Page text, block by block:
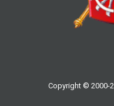
Copyright © 2000-